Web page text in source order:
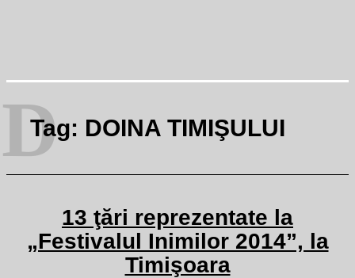
Tag: DOINA TIMIŞULUI
D
13 ţări reprezentate la
„Festivalul Inimilor 2014”, la
Timişoara